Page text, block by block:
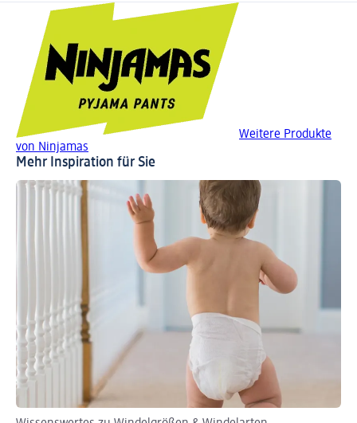
Weitere Produkte
von Ninjamas
Mehr Inspiration für Sie